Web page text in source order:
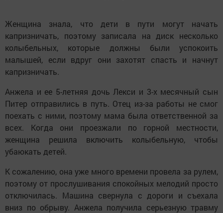
Женщина знала, что дети в пути могут начать
капризничать, поэтому записала на диск несколько
колыбельных, которые должны были успокоить
малышей, если вдруг они захотят спасть и начнут
капризничать.
Анжела и ее 5-летняя дочь Лекси и 3-х месячный сын
Питер отправились в путь. Отец из-за работы не смог
поехать с ними, поэтому мама была ответственной за
всех. Когда они проезжали по горной местности,
женщина решила включить колыбельную, чтобы
убаюкать детей.
К сожалению, она уже много времени провела за рулем,
поэтому от прослушивания спокойных мелодий просто
отключилась. Машина свернула с дороги и съехала
вниз по обрыву. Анжела получила серьезную травму